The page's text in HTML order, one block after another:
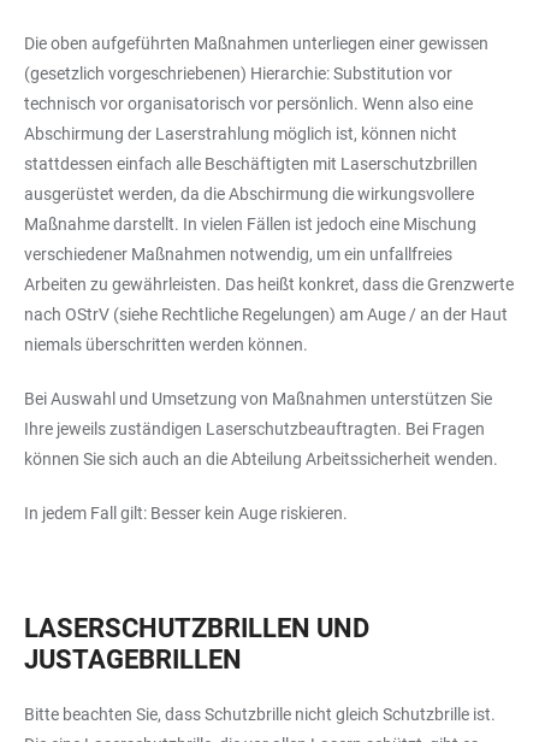
Die oben aufgeführten Maßnahmen unterliegen einer gewissen
(gesetzlich vorgeschriebenen) Hierarchie: Substitution vor
technisch vor organisatorisch vor persönlich. Wenn also eine
Abschirmung der Laserstrahlung möglich ist, können nicht
stattdessen einfach alle Beschäftigten mit Laserschutzbrillen
ausgerüstet werden, da die Abschirmung die wirkungsvollere
Maßnahme darstellt. In vielen Fällen ist jedoch eine Mischung
verschiedener Maßnahmen notwendig, um ein unfallfreies
Arbeiten zu gewährleisten. Das heißt konkret, dass die Grenzwerte
nach OStrV (siehe Rechtliche Regelungen) am Auge / an der Haut
niemals überschritten werden können.
Bei Auswahl und Umsetzung von Maßnahmen unterstützen Sie
Ihre jeweils zuständigen Laserschutzbeauftragten. Bei Fragen
können Sie sich auch an die Abteilung Arbeitssicherheit wenden.
In jedem Fall gilt: Besser kein Auge riskieren.
LASERSCHUTZBRILLEN UND
JUSTAGEBRILLEN
Bitte beachten Sie, dass Schutzbrille nicht gleich Schutzbrille ist.